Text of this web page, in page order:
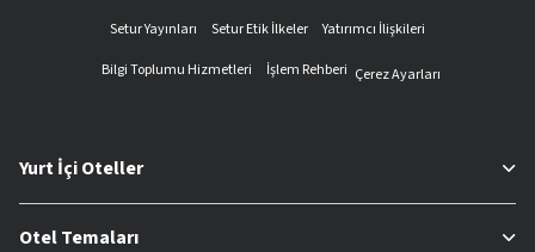
Setur Yayınları
Setur Etik İlkeler
Yatırımcı İlişkileri
Bilgi Toplumu Hizmetleri
İşlem Rehberi Çerez Ayarları
Yurt İçi Oteller
Otel Temaları